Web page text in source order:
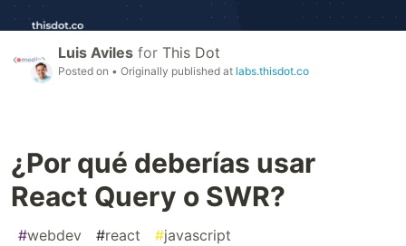
Luis Aviles for This Dot
Posted on • Originally published at labs.thisdot.co
¿Por qué deberías usar
React Query o SWR?
#webdev #react #javascript